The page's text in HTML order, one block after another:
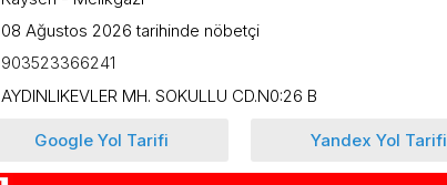
08 Ağustos 2026 tarihinde nöbetçi
903523366241
AYDINLIKEVLER MH. SOKULLU CD.N0:26 B
Google Yol Tarifi Yandex Yol Tarifi